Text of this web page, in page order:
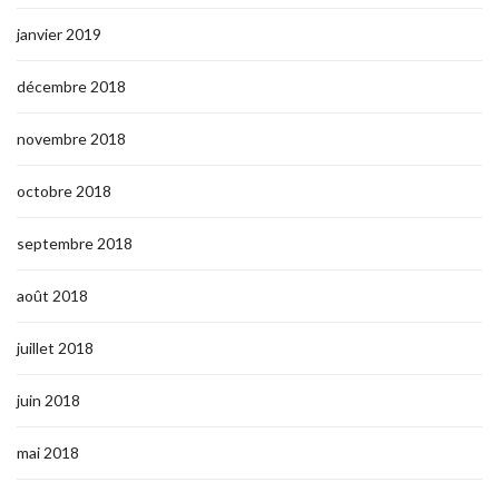
janvier 2019
décembre 2018
novembre 2018
octobre 2018
septembre 2018
août 2018
juillet 2018
juin 2018
mai 2018